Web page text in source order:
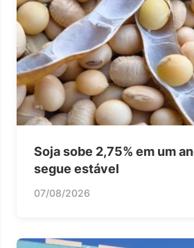
Soja sobe 2,75% em um
segue estável
07/08/2026